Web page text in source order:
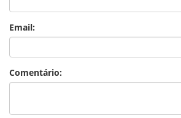
Email:
Comentário: